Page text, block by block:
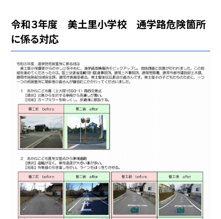
令和３年度 美土里小学校 通学路危険箇所
に係る対応